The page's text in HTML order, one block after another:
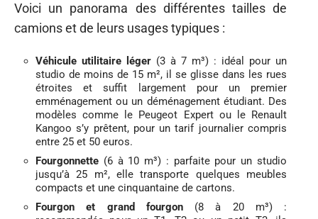
Voici un panorama des différentes tailles de
camions et de leurs usages typiques :
Véhicule utilitaire léger (3 à 7 m³) : idéal pour un
studio de moins de 15 m², il se glisse dans les rues
étroites et suffit largement pour un premier
emménagement ou un déménagement étudiant. Des
modèles comme le Peugeot Expert ou le Renault
Kangoo s’y prêtent, pour un tarif journalier compris
entre 25 et 50 euros.
Fourgonnette (6 à 10 m³) : parfaite pour un studio
jusqu’à 25 m², elle transporte quelques meubles
compacts et une cinquantaine de cartons.
Fourgon et grand fourgon(8 à 20 m³) :